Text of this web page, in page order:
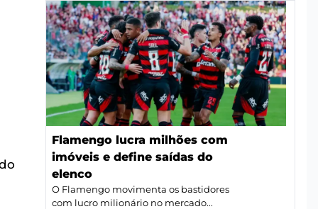
Flamengo lucra milhões com
imóveis e define saídas do
elenco
O Flamengo movimenta os bastidores
com lucro milionário no mercado...